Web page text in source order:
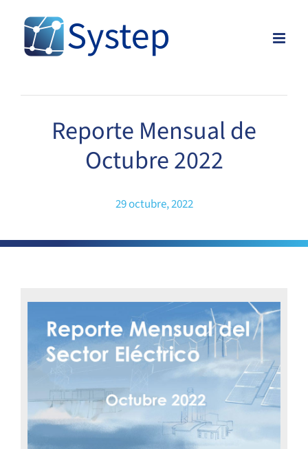
content
Reporte Mensual de
Octubre 2022
29 octubre, 2022